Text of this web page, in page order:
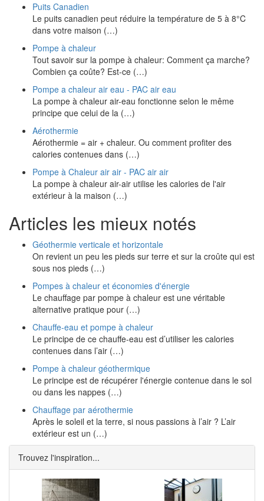
Puits Canadien
Le puits canadien peut réduire la température de 5 à 8°C
dans votre maison (…)
Pompe à chaleur
Tout savoir sur la pompe à chaleur: Comment ça marche?
Combien ça coûte? Est-ce (…)
Pompe a chaleur air eau - PAC air eau
La pompe à chaleur air-eau fonctionne selon le même
principe que celui de la (…)
Aérothermie
Aérothermie = air + chaleur. Ou comment profiter des
calories contenues dans (…)
Pompe à Chaleur air air - PAC air air
La pompe à chaleur air-air utilise les calories de l'air
extérieur à la maison (…)
Articles les mieux notés
Géothermie verticale et horizontale
On revient un peu les pieds sur terre et sur la croûte qui est
sous nos pieds (…)
Pompes à chaleur et économies d'énergie
Le chauffage par pompe à chaleur est une véritable
alternative pratique pour (…)
Chauffe-eau et pompe à chaleur
Le principe de ce chauffe-eau est d’utiliser les calories
contenues dans l’air (…)
Pompe à chaleur géothermique
Le principe est de récupérer l'énergie contenue dans le sol
ou dans les nappes (…)
Chauffage par aérothermie
Après le soleil et la terre, si nous passions à l’air ? L’air
extérieur est un (…)
Trouvez l'inspiration...